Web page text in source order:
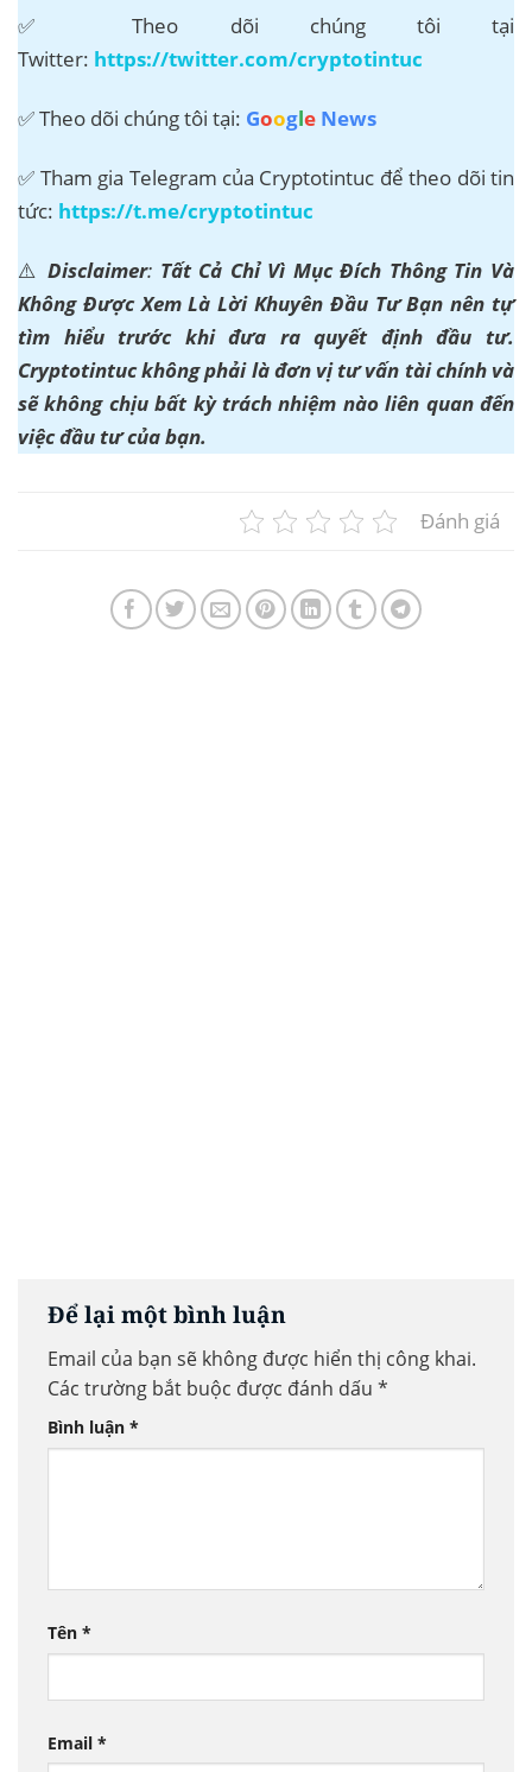
✅ Theo dõi chúng tôi tại
Twitter: https://twitter.com/cryptotintuc
✅ Theo dõi chúng tôi tại: Google News
✅ Tham gia Telegram của Cryptotintuc để theo dõi tin
tức: https://t.me/cryptotintuc
⚠️Disclaimer: Tất Cả Chỉ Vì Mục Đích Thông Tin Và
Không Được Xem Là Lời Khuyên Đầu Tư Bạn nên tự
tìm hiểu trước khi đưa ra quyết định đầu tư.
Cryptotintuc không phải là đơn vị tư vấn tài chính và
sẽ không chịu bất kỳ trách nhiệm nào liên quan đến
việc đầu tư của bạn.
Đánh giá
Để lại một bình luận
Email của bạn sẽ không được hiển thị công khai.
Các trường bắt buộc được đánh dấu *
Bình luận *
Tên *
Email *